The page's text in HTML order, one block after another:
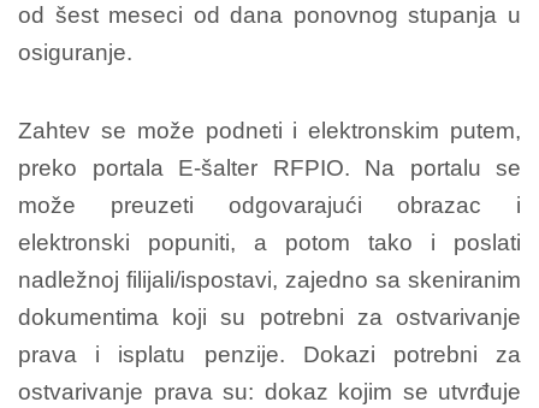
od šest meseci od dana ponovnog stupanja u
osiguranje.
Zahtev se može podneti i elektronskim putem,
preko portala E-šalter RFPIO. Na portalu se
može preuzeti odgovarajući obrazac i
elektronski popuniti, a potom tako i poslati
nadležnoj filijali/ispostavi, zajedno sa skeniranim
dokumentima koji su potrebni za ostvarivanje
prava i isplatu penzije. Dokazi potrebni za
ostvarivanje prava su: dokaz kojim se utvrđuje